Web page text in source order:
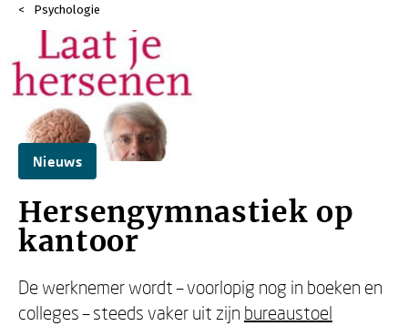
Psychologie
Nieuws
Hersengymnastiek op
kantoor
De werknemer wordt – voorlopig nog in boeken en
colleges – steeds vaker uit zijn bureaustoel